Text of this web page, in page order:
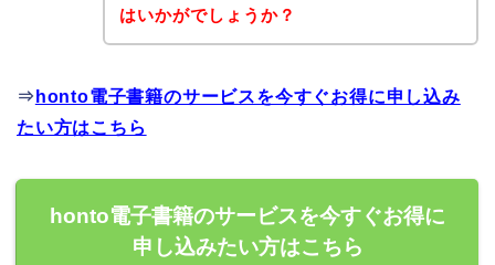
はいかがでしょうか？
⇒ honto電子書籍のサービスを今すぐお得に申し込み
たい方はこちら
honto電子書籍のサービスを今すぐお得に
申し込みたい方はこちら